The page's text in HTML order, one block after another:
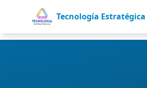
Tecnología Estratégica